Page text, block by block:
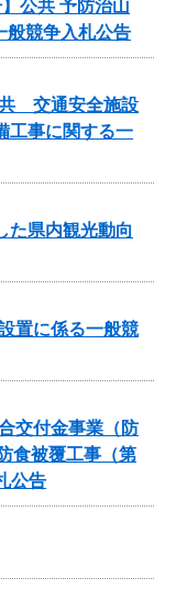
公共 予防治山
競争入札公告
共 交通安全施設
工事に関する一
た県内観光動向
置に係る一般競
交付金事業（防
食被覆工事（第
公告